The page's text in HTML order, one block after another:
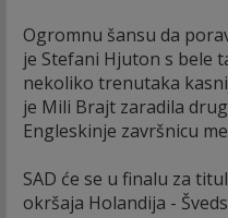
Ogromnu šansu da
je Stefani Hjuton s bele
nekoliko trenutaka
je Mili Brajt zaradila
Engleskinje završnicu
SAD će se u finalu za
okršaja Holandija -